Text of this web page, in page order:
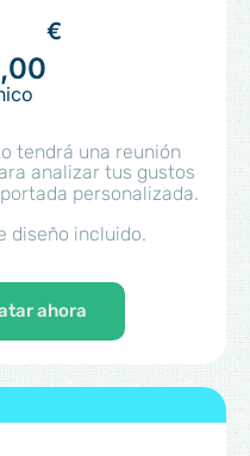
,00
€
tendrá una reunión
analizar tus gustos
personalizada.
diseño incluido.
ahora